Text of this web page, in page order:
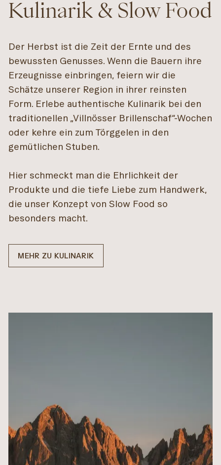
Kulinarik & Slow Food
Der Herbst ist die Zeit der Ernte und des
bewussten Genusses. Wenn die Bauern ihre
Erzeugnisse einbringen, feiern wir die
Schätze unserer Region in ihrer reinsten
Form. Erlebe authentische Kulinarik bei den
traditionellen „Villnösser Brillenschaf“-Wochen
oder kehre ein zum Törggelen in den
gemütlichen Stuben.
Hier schmeckt man die Ehrlichkeit der
Produkte und die tiefe Liebe zum Handwerk,
die unser Konzept von Slow Food so
besonders macht.
MEHR ZU KULINARIK